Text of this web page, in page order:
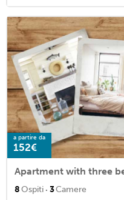
a partire da
152€
Apartment with three
8Ospiti · 3Camere